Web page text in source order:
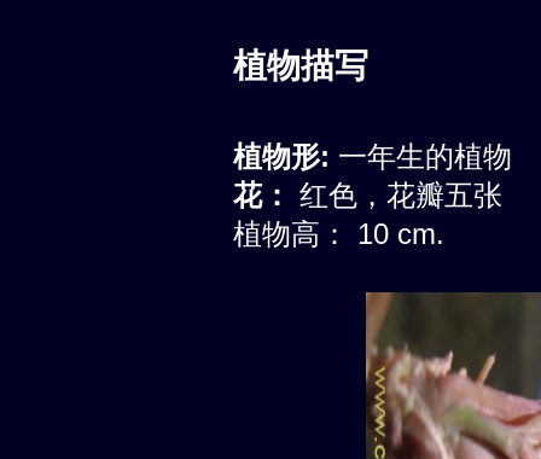
植物描写
植物形: 一年生的植物
花： 红色，花瓣五张
植物高： 10 cm.